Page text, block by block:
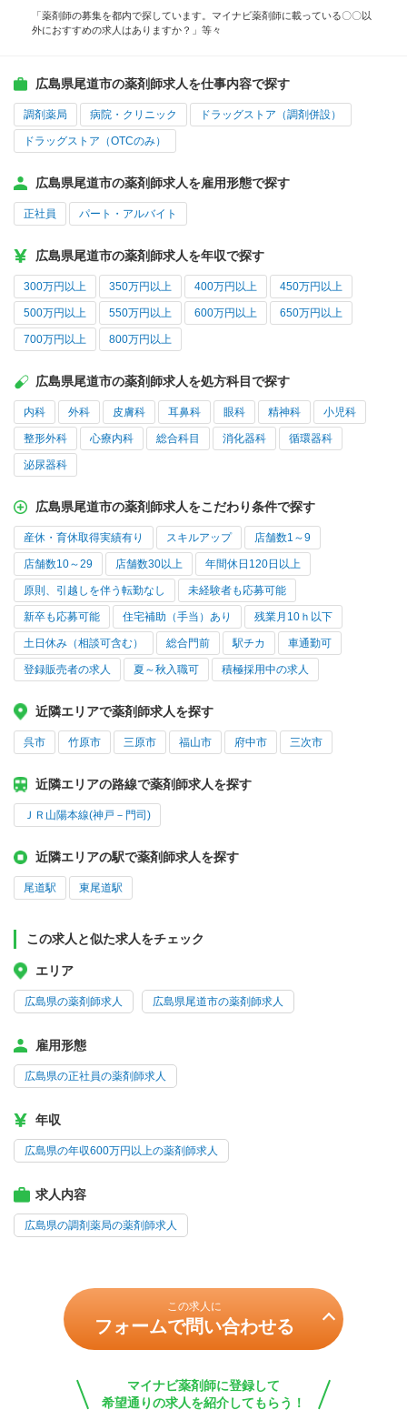
「薬剤師の募集を都内で探しています。マイナビ薬剤師に載っている〇〇以
外におすすめの求人はありますか？」等々
広島県尾道市の薬剤師求人を仕事内容で探す
調剤薬局 病院・クリニック ドラッグストア（調剤併設）
ドラッグストア（OTCのみ）
広島県尾道市の薬剤師求人を雇用形態で探す
正社員 パート・アルバイト
広島県尾道市の薬剤師求人を年収で探す
300万円以上 350万円以上 400万円以上 450万円以上
500万円以上 550万円以上 600万円以上 650万円以上
700万円以上 800万円以上
広島県尾道市の薬剤師求人を処方科目で探す
内科 外科 皮膚科 耳鼻科 眼科 精神科 小児科
整形外科 心療内科 総合科目 消化器科 循環器科
泌尿器科
広島県尾道市の薬剤師求人をこだわり条件で探す
産休・育休取得実績有り スキルアップ 店舗数1～9
店舗数10～29 店舗数30以上 年間休日120日以上
原則、引越しを伴う転勤なし 未経験者も応募可能
新卒も応募可能 住宅補助（手当）あり 残業月10ｈ以下
土日休み（相談可含む） 総合門前 駅チカ 車通勤可
登録販売者の求人 夏～秋入職可 積極採用中の求人
近隣エリアで薬剤師求人を探す
呉市 竹原市 三原市 福山市 府中市 三次市
近隣エリアの路線で薬剤師求人を探す
ＪＲ山陽本線(神戸－門司)
近隣エリアの駅で薬剤師求人を探す
尾道駅 東尾道駅
この求人と似た求人をチェック
エリア
広島県の薬剤師求人 広島県尾道市の薬剤師求人
雇用形態
広島県の正社員の薬剤師求人
年収
広島県の年収600万円以上の薬剤師求人
求人内容
広島県の調剤薬局の薬剤師求人
この求人に
フォームで問い合わせる
マイナビ薬剤師に登録して
希望通りの求人を紹介してもらう！